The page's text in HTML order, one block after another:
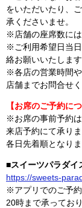
をいただいたり、
承くださいませ。
※店舗の座席数には
※ご利用希望日当
絡お願いいたします
※各店の営業時間
店舗までお問合せく
【お席のご予約につ
※お席の事前予約
来店予約にて承りま
各日先着順となり
■スイーツパラダイ
https://sweets-
※アプリでのご予
20時まで承ってお